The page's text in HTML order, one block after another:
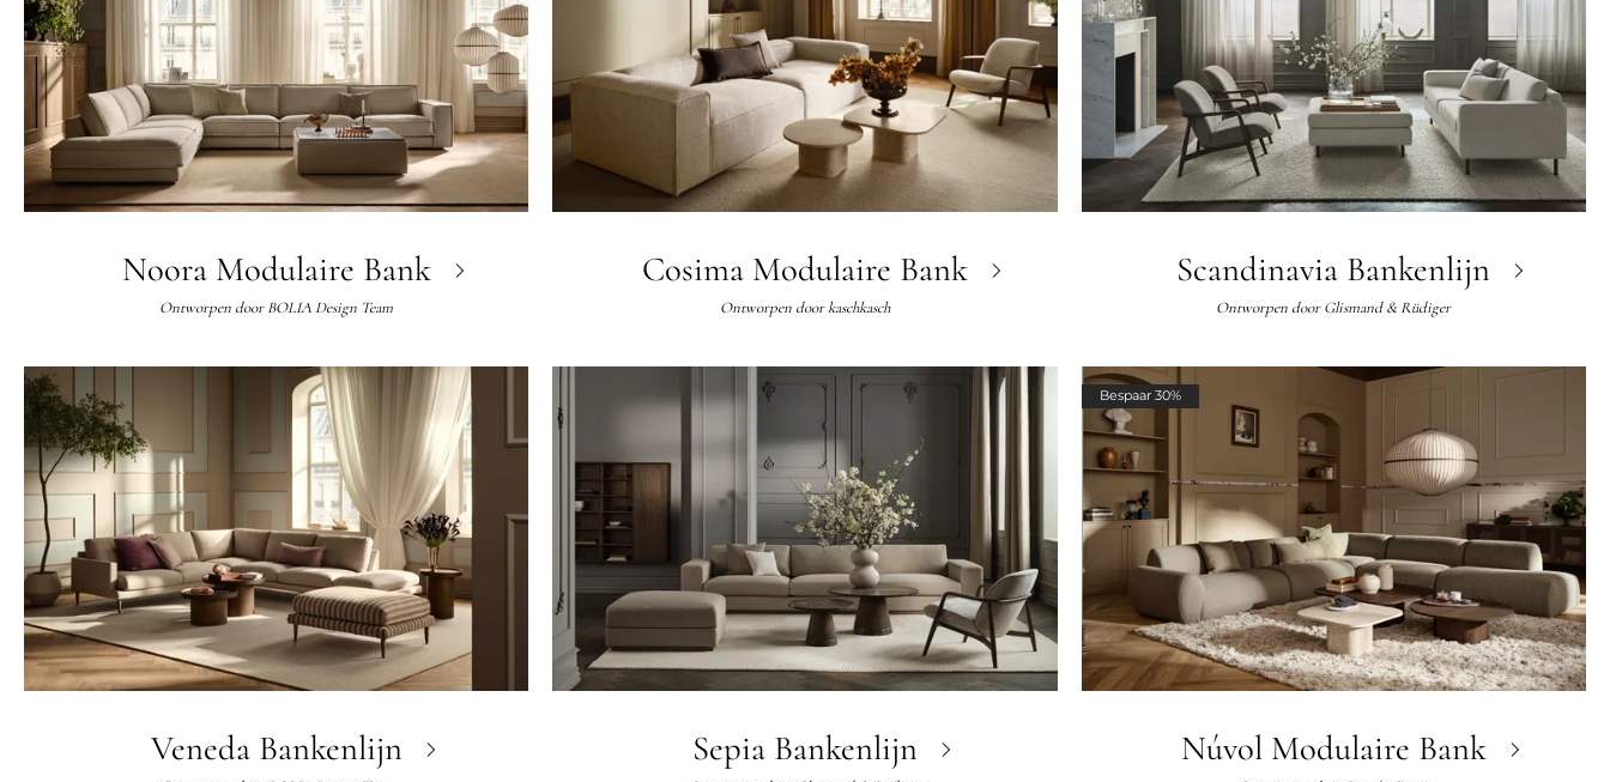
Noora Modulaire Bank
Ontworpen door BOLIA Design Team
Cosima Modulaire Bank
Ontworpen doorkaschkasch
Scandinavia Bankenlijn
Ontworpen door Glismand & Rüdiger
Veneda Bankenlijn Sepia Bankenlijn
Bespaar 30%
Núvol Modulaire Bank